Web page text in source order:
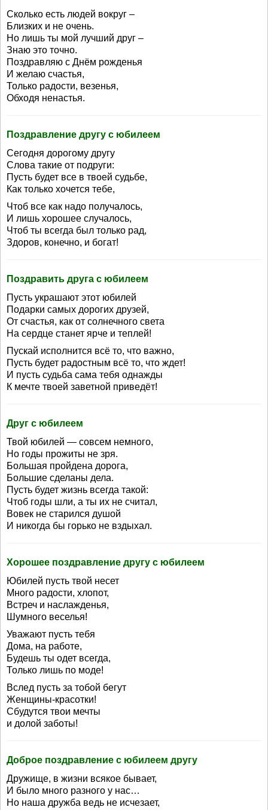
Сколько есть людей вокруг –
Близких и не очень.
Но лишь ты мой лучший друг –
Знаю это точно.
Поздравляю с Днём рожденья
И желаю счастья,
Только радости, везенья,
Обходя ненастья.
Поздравление другу с юбилеем
Сегодня дорогому другу
Слова такие от подруги:
Пусть будет все в твоей судьбе,
Как только хочется тебе,
Чтоб все как надо получалось,
И лишь хорошее случалось,
Чтоб ты всегда был только рад,
Здоров, конечно, и богат!
Поздравить друга с юбилеем
Пусть украшают этот юбилей
Подарки самых дорогих друзей,
От счастья, как от солнечного света
На сердце станет ярче и теплей!
Пускай исполнится всё то, что важно,
Пусть будет радостным всё то, что ждет!
И пусть судьба сама тебя однажды
К мечте твоей заветной приведёт!
Друг с юбилеем
Твой юбилей — совсем немного,
Но годы прожиты не зря.
Большая пройдена дорога,
Большие сделаны дела.
Пусть будет жизнь всегда такой:
Чтоб годы шли, а ты их не считал,
Вовек не старился душой
И никогда бы горько не вздыхал.
Хорошее поздравление другу с юбилеем
Юбилей пусть твой несет
Много радости, хлопот,
Встреч и наслажденья,
Шумного веселья!
Уважают пусть тебя
Дома, на работе,
Будешь ты одет всегда,
Только лишь по моде!
Вслед пусть за тобой бегут
Женщины-красотки!
Сбудутся твои мечты
и долой заботы!
Доброе поздравление с юбилеем другу
Дружище, в жизни всякое бывает,
И было много разного у нас…
Но наша дружба ведь не исчезает,